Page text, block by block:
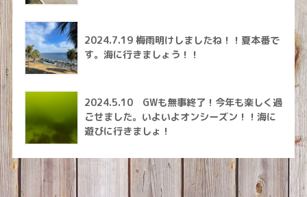
2024.7.19 梅雨明けしましたね！！夏本番で
す。海に行きましょう！！
2024.5.10 GWも無事終了！今年も楽しく過
ごせました。いよいよオンシーズン！！海に
遊びに行きましょ！